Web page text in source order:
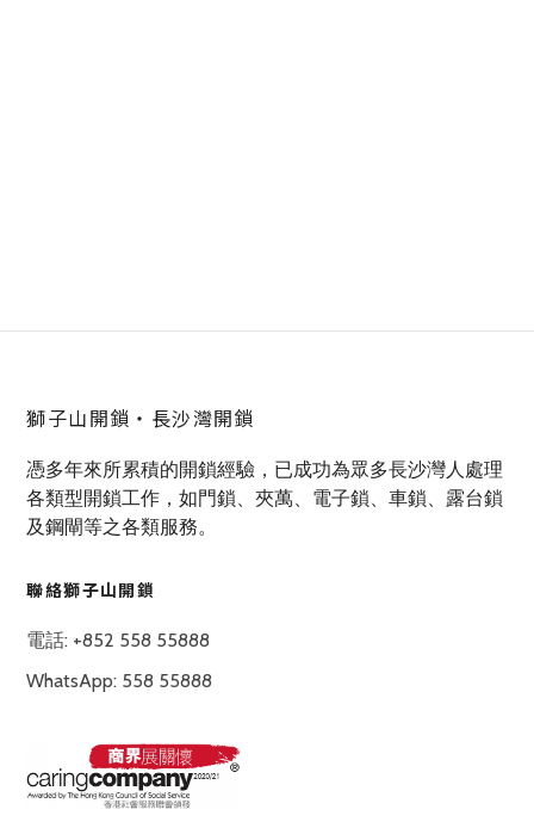
獅子山開鎖‧長沙灣開鎖
憑多年來所累積的開鎖經驗，已成功為眾多長沙灣人處理
各類型開鎖工作，如門鎖、夾萬、電子鎖、車鎖、露台鎖
及鋼閘等之各類服務。
聯絡獅子山開鎖
電話: +852 558 55888
WhatsApp: 558 55888